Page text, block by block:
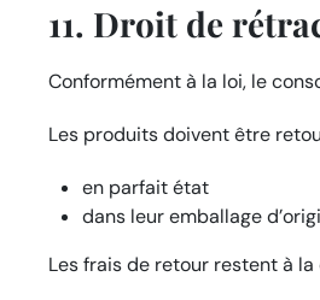
11. Droit de
Conformément à la loi, le
Les produits doivent être
en parfait état
dans leur emballage
Les frais de retour restent à